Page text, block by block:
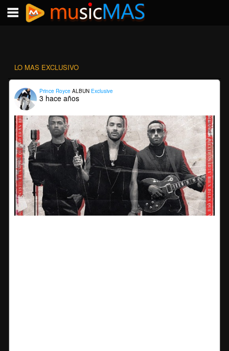
LO MAS EXCLUSIVO
Prince Royce ALBUN Exclusive
3 hace años